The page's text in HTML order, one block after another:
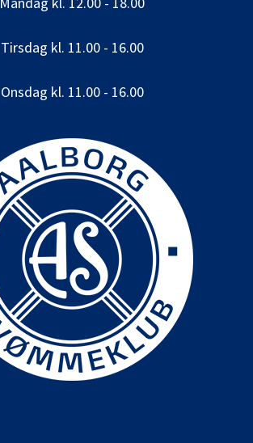
Tirsdag kl. 11.00 - 16.00
Onsdag kl. 11.00 - 16.00